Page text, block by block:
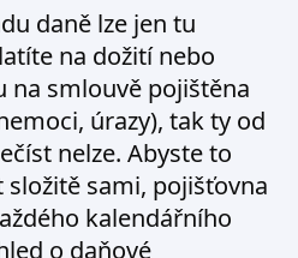
daně lze jen tu
na dožití nebo
na smlouvě pojištěna
úrazy), tak ty od
nelze. Abyste to
sami, pojišťovna
kalendářního
o daňové